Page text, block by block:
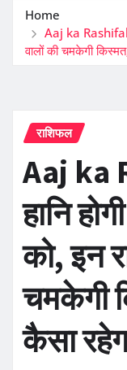
Home
Aaj ka Rashifal:
वालों की चमकेगी
राशिफल
Aaj ka
हानि
को, इन
चमकेगी
कैसा